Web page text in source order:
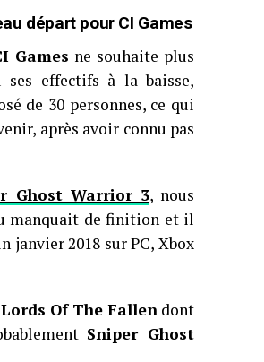
départ pour CI Games
Games ne souhaite plus
ses effectifs à la baisse,
de 30 personnes, ce qui
après avoir connu pas
Ghost Warrior 3, nous
manquait de finition et il
janvier 2018 sur PC, Xbox
Lords Of The Fallen dont
Sniper Ghost